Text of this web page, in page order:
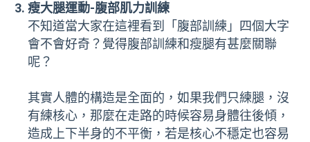
瘦大腿運動-腹部肌力訓練
不知道當大家在這裡看到「腹部訓練」四個大字
會不會好奇？覺得腹部訓練和瘦腿有甚麼關聯
呢？
其實人體的構造是全面的，如果我們只練腿，沒
有練核心，那麼在走路的時候容易身體往後傾，
造成上下半身的不平衡，若是核心不穩定也容易